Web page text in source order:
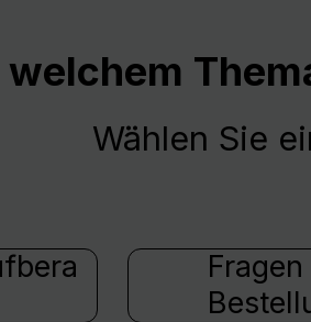
welchem
Wählen Sie